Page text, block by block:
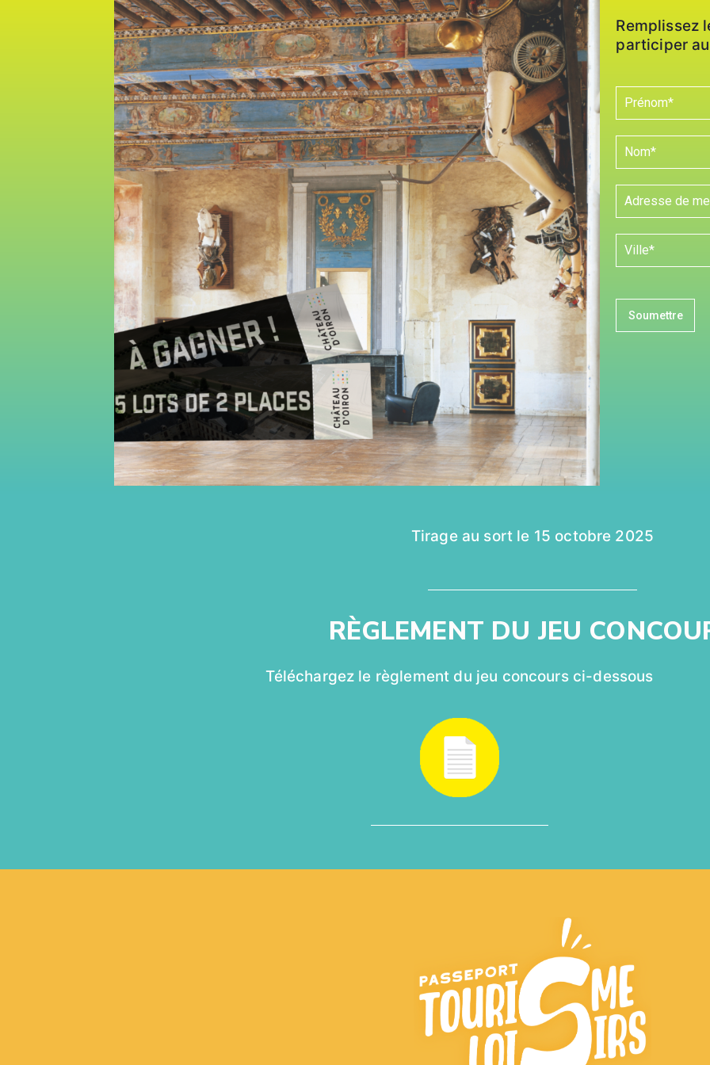
Remplissez
participer
Soumettre
Tirage au sort le 15 octobre 2025
RÈGLEMENT DU JEU
Téléchargez le règlement du jeu concours ci-dessous